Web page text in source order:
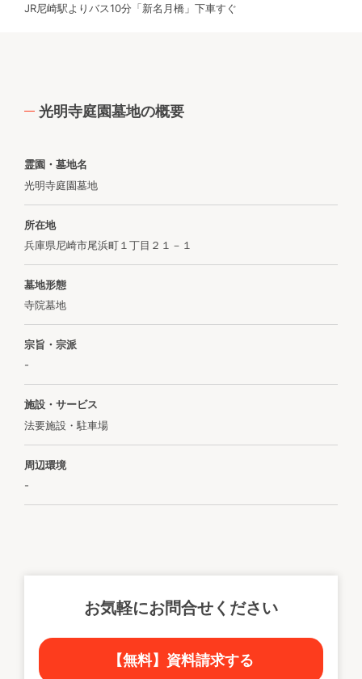
JR尼崎駅よりバス10分「新名月橋」下車すぐ
光明寺庭園墓地の概要
霊園・墓地名
光明寺庭園墓地
所在地
兵庫県尼崎市尾浜町１丁目２１－１
墓地形態
寺院墓地
宗旨・宗派
-
施設・サービス
法要施設・駐車場
周辺環境
-
お気軽にお問合せください
【無料】資料請求する